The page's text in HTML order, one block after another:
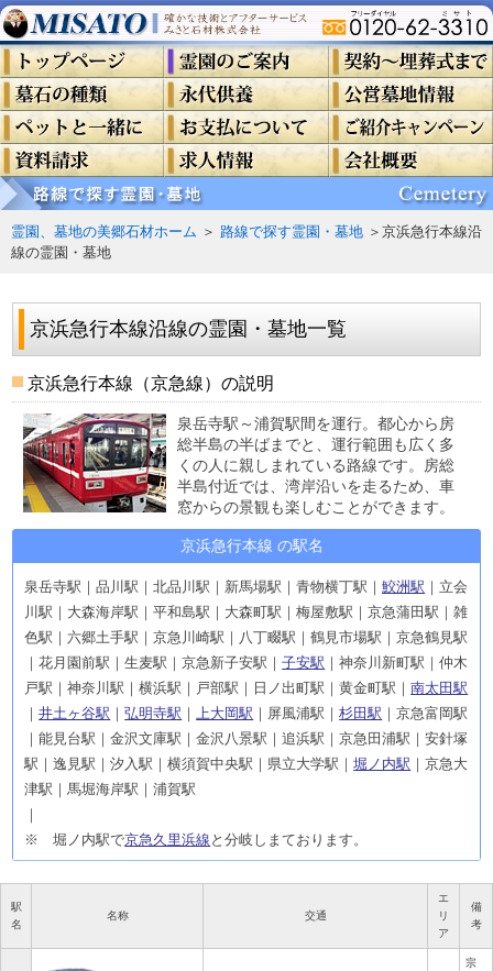
霊園、墓地の美郷石材ホーム ＞ 路線で探す霊園・墓地 ＞京浜急行本線沿
線の霊園・墓地
京浜急行本線沿線の霊園・墓地一覧
京浜急行本線（京急線）の説明
泉岳寺駅～浦賀駅間を運行。都心から房
総半島の半ばまでと、運行範囲も広く多
くの人に親しまれている路線です。房総
半島付近では、湾岸沿いを走るため、車
窓からの景観も楽しむことができます。
京浜急行本線 の駅名
泉岳寺駅｜品川駅｜北品川駅｜新馬場駅｜青物横丁駅｜鮫洲駅 ｜立会
川駅｜大森海岸駅｜平和島駅｜大森町駅｜梅屋敷駅｜京急蒲田駅｜雑
色駅｜六郷土手駅｜京急川崎駅｜八丁畷駅｜鶴見市場駅｜京急鶴見駅
｜花月園前駅｜生麦駅｜京急新子安駅｜子安駅 ｜神奈川新町駅｜仲木
戸駅｜神奈川駅｜横浜駅｜戸部駅｜日ノ出町駅｜黄金町駅｜南太田駅
｜井土ヶ谷駅 ｜弘明寺駅 ｜ 上大岡駅 ｜屏風浦駅｜杉田駅 ｜京急富岡駅
｜能見台駅｜金沢文庫駅｜金沢八景駅｜追浜駅｜京急田浦駅｜安針塚
駅｜逸見駅｜汐入駅｜横須賀中央駅｜県立大学駅｜堀ノ内駅 ｜京急大
津駅｜馬堀海岸駅｜浦賀駅
※ 堀ノ内駅で京急久里浜線 と分岐しまております。
駅
名
名称 交通
エ
リ
ア
備
考
宗